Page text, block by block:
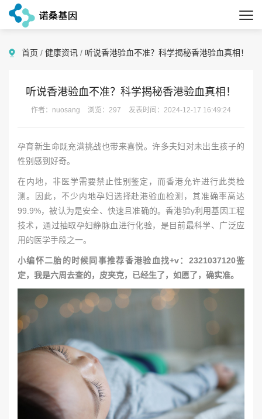
首页 / 健康资讯 / 听说香港验血不准？科学揭秘香港验血真相！
听说香港验血不准？科学揭秘香港验血真相！
作者：nuosang 浏览：297 发表时间：2024-12-17 16:49:24
孕育新生命既充满挑战也带来喜悦。许多夫妇对未出生孩子的
性别感到好奇。
在内地，非医学需要禁止性别鉴定，而香港允许进行此类检
测。因此，不少内地孕妇选择赴港验血检测，其准确率高达
99.9%，被认为是安全、快速且准确的。香港验y利用基因工程
技术，通过抽取孕妇静脉血进行化验，是目前最科学、广泛应
用的医学手段之一。
小编怀二胎的时候同事推荐香港验血找+v：2321037120鉴
定，我是六周去查的，皮夹克，已经生了，如愿了，确实准。